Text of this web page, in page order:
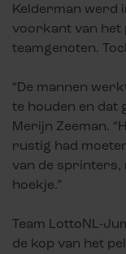
Kelderman werd
voorkant van
teamgenoten.
“De mannen
te houden en dat
Merijn Zeeman.
rustig had
van de sprinters,
hoekje.”
Team LottoNL-
de kop van het